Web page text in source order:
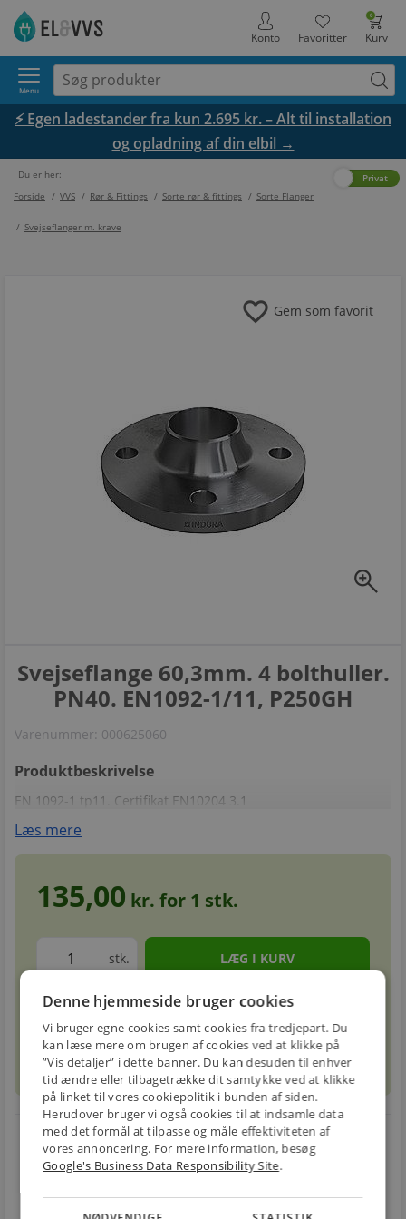
0
Kurv
Favoritter
Konto
Menu
⚡ Egen ladestander fra kun 2.695 kr. – Alt til installation
og opladning af din elbil →
Du er her:
Forside / VVS / Rør & Fittings / Sorte rør & fittings / Sorte Flanger
/ Svejseflanger m. krave
Privat
zoom_in
favorite Gem som favorit
Svejseflange 60,3mm. 4 bolthuller.
PN40. EN1092-1/11, P250GH
Varenummer: 000625060
Produktbeskrivelse
EN 1092-1 tp11. Certifikat EN10204 3.1
Læs mere
135,00 kr. for 1 stk.
stk.
Forventet leveringstid: 5-8 hverdage
sellPrismatchinfo
E-MÆRKET
os
local_shipping
BILLIG
restart_alt
Denne hjemmeside bruger cookies
Vi bruger egne cookies samt cookies fra tredjepart. Du
kan læse mere om brugen af cookies ved at klikke på
”Vis detaljer” i dette banner. Du kan desuden til enhver
tid ændre eller tilbagetrække dit samtykke ved at klikke
på linket til vores cookiepolitik i bunden af siden.
Herudover bruger vi også cookies til at indsamle data
med det formål at tilpasse og måle effektiviteten af
vores annoncering. For mere information, besøg
Google's Business Data Responsibility Site.